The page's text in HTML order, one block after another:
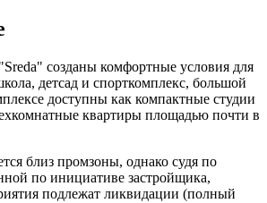
созданы комфортные условия для
детсад и спорткомплекс, большой
доступны как компактные студии
квартиры площадью почти в
близ промзоны, однако судя по
по инициативе застройщика,
подлежат ликвидации (полный